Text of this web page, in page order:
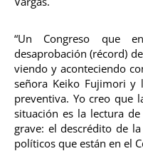
“Un Congreso que
desaprobación (récord)
viendo y aconteciendo
señora Keiko Fujimori y
preventiva. Yo creo que
situación es la lectura
grave: el descrédito de
políticos que están en el